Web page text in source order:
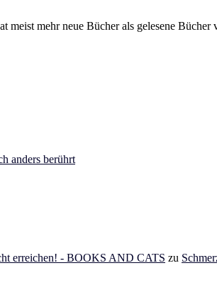
meist mehr neue Bücher als gelesene
anders berührt
erreichen! - BOOKS AND CATS zu